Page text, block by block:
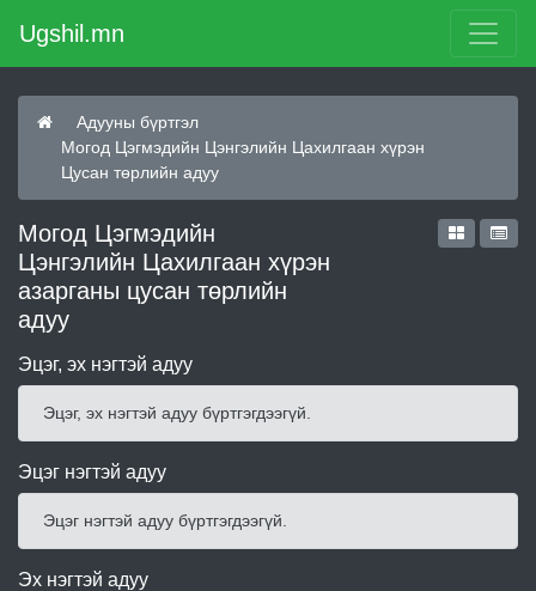
Ugshil.mn
Адууны бүртгэл
Могод Цэгмэдийн Цэнгэлийн Цахилгаан хүрэн
Цусан төрлийн адуу
Могод Цэгмэдийн
Цэнгэлийн Цахилгаан хүрэн
азарганы цусан төрлийн
адуу
Эцэг, эх нэгтэй адуу
Эцэг, эх нэгтэй адуу бүртгэгдээгүй.
Эцэг нэгтэй адуу
Эцэг нэгтэй адуу бүртгэгдээгүй.
Эх нэгтэй адуу